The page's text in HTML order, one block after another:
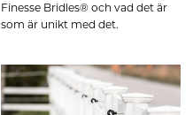
Finesse Bridles® och vad det är
som är unikt med det.